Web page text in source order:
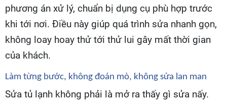
phương án xử lý, chuẩn bị dụng cụ phù hợp trước
khi tới nơi. Điều này giúp quá trình sửa nhanh gọn,
không loay hoay thử tới thử lui gây mất thời gian
của khách.
Làm từng bước, không đoán mò, không sửa lan man
Sửa tủ lạnh không phải là mở ra thấy gì sửa nấy.